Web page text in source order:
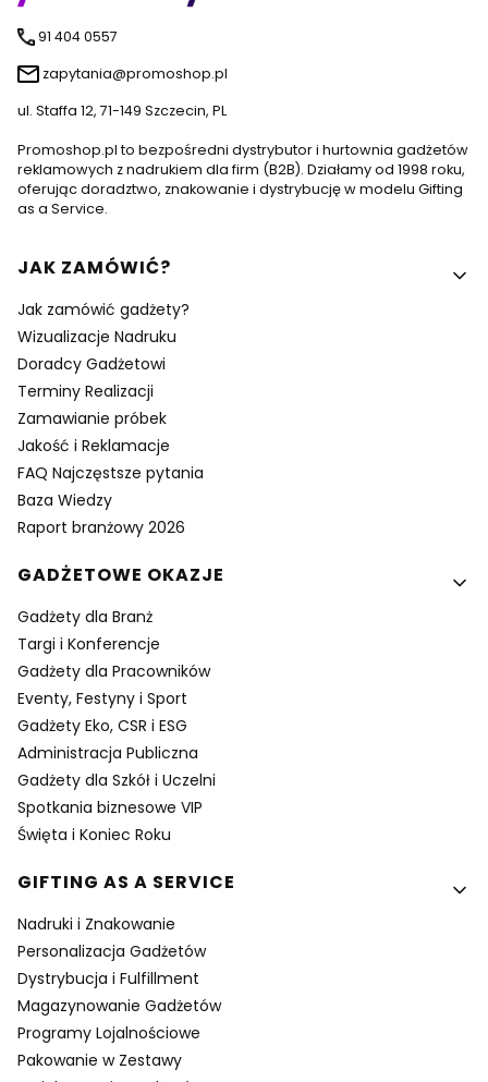
91 404 0557
zapytania@promoshop.pl
ul. Staffa 12, 71-149 Szczecin, PL
Promoshop.pl to bezpośredni dystrybutor i hurtownia gadżetów
reklamowych z nadrukiem dla firm (B2B). Działamy od 1998 roku,
oferując doradztwo, znakowanie i dystrybucję w modelu Gifting
as a Service.
Linki w stopce
JAK ZAMÓWIĆ?
Jak zamówić gadżety?
Wizualizacje Nadruku
Doradcy Gadżetowi
Terminy Realizacji
Zamawianie próbek
Jakość i Reklamacje
FAQ Najczęstsze pytania
Baza Wiedzy
Raport branżowy 2026
GADŻETOWE OKAZJE
Gadżety dla Branż
Targi i Konferencje
Gadżety dla Pracowników
Eventy, Festyny i Sport
Gadżety Eko, CSR i ESG
Administracja Publiczna
Gadżety dla Szkół i Uczelni
Spotkania biznesowe VIP
Święta i Koniec Roku
GIFTING AS A SERVICE
Nadruki i Znakowanie
Personalizacja Gadżetów
Dystrybucja i Fulfillment
Magazynowanie Gadżetów
Programy Lojalnościowe
Pakowanie w Zestawy